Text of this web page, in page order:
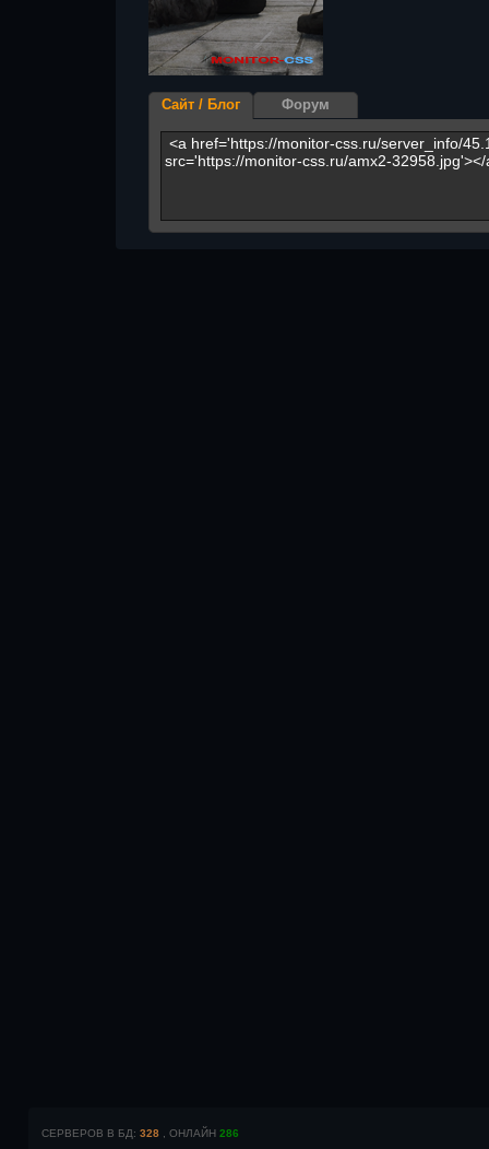
Сайт / Блог Форум
СЕРВЕРОВ В БД: 328 , ОНЛАЙН 286